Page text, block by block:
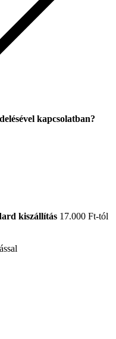
kapcsolatban?
kiszállítás 17.000 Ft-tól